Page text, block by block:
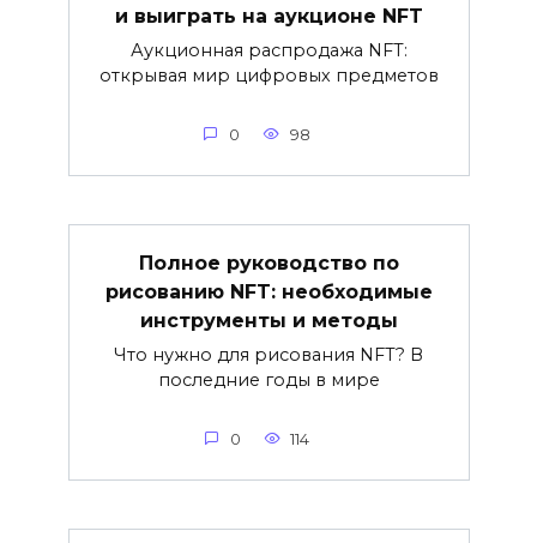
и выиграть на аукционе NFT
Аукционная распродажа NFT:
открывая мир цифровых предметов
0 98
Полное руководство по
рисованию NFT: необходимые
инструменты и методы
Что нужно для рисования NFT? В
последние годы в мире
0 114